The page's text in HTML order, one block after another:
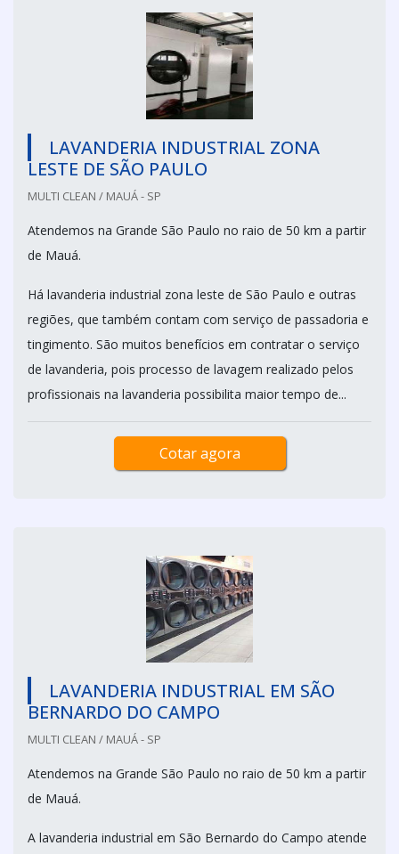
LAVANDERIA INDUSTRIAL ZONA
LESTE DE SÃO PAULO
MULTI CLEAN / MAUÁ - SP
Atendemos na Grande São Paulo no raio de 50 km a partir
de Mauá.
Há lavanderia industrial zona leste de São Paulo e outras
regiões, que também contam com serviço de passadoria e
tingimento. São muitos benefícios em contratar o serviço
de lavanderia, pois processo de lavagem realizado pelos
profissionais na lavanderia possibilita maior tempo de...
Cotar agora
LAVANDERIA INDUSTRIAL EM SÃO
BERNARDO DO CAMPO
MULTI CLEAN / MAUÁ - SP
Atendemos na Grande São Paulo no raio de 50 km a partir
de Mauá.
A lavanderia industrial em São Bernardo do Campo atende